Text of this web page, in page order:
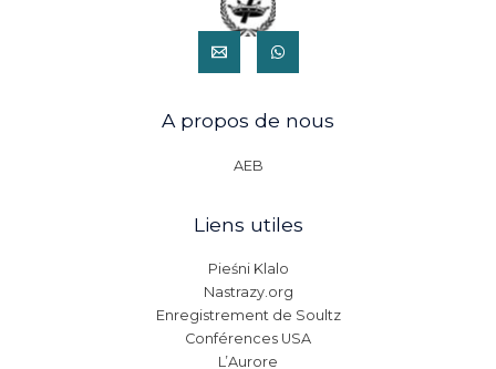
A propos de nous
AEB
Liens utiles
Pieśni Klalo
Nastrazy.org
Enregistrement de Soultz
Conférences USA
L’Aurore